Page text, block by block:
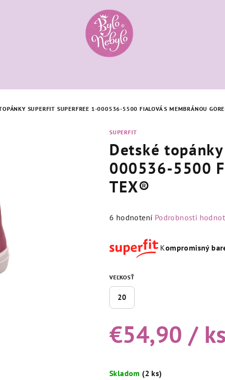
SUPERFIT SUPERFREE 1-000536-5500 FIALOVÁ S MEMBRÁNOU
SUPERFIT
Detské topánky
000536-5500
TEX®
Priemerné
je
z
5
hviezdičiek.
6 hodnotení Podrobnosti
Kompromisný
VEĽKOSŤ
20
€54,90 / ks
cena:
Skladom (2 ks)